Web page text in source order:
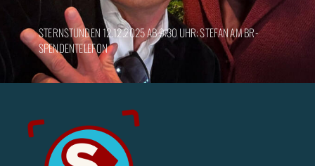
STERNSTUNDEN 12.12.2025 AB 9:30 UHR: STEFAN AM BR-
SPENDENTELEFON